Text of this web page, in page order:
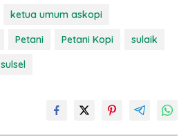
ketua umum askopi
Petani Petani Kopi
sulaik
sulsel